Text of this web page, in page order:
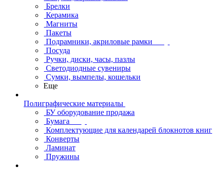
Брелки
Керамика
Магниты
Пакеты
Подрамники, акриловые рамки
Посуда
Ручки, диски, часы, пазлы
Светодиодные сувениры
Сумки, вымпелы, кошельки
Еще
Полиграфические материалы
БУ оборудование продажа
Бумага
Комплектующие для календарей блокнотов книг
Конверты
Ламинат
Пружины